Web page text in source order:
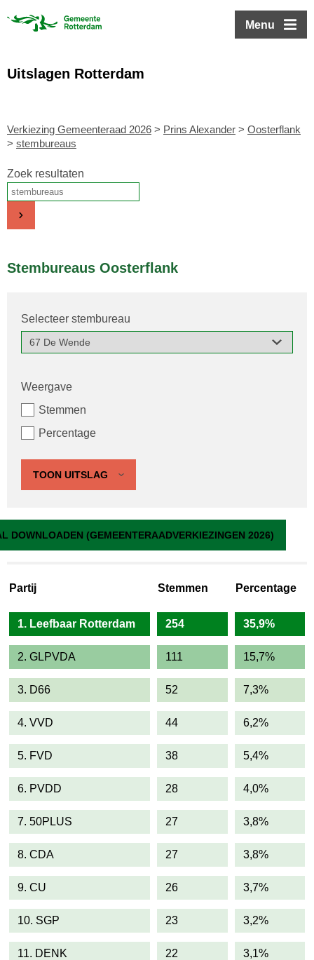
Menu
Uitslagen Rotterdam
Verkiezing Gemeenteraad 2026 > Prins Alexander > Oosterflank
> stembureaus
Zoek resultaten
Stembureaus Oosterflank
Selecteer stembureau
Weergave
Stemmen
Percentage
TOON UITSLAG
67 De Wende
DOWNLOADEN (GEMEENTERAADVERKIEZINGEN 2026)
Partij Stemmen Percentage
1. Leefbaar Rotterdam 254 35,9%
2. GLPVDA 111 15,7%
3. D66 52 7,3%
4. VVD 44 6,2%
5. FVD 38 5,4%
6. PVDD 28 4,0%
7. 50PLUS 27 3,8%
8. CDA 27 3,8%
9. CU 26 3,7%
10. SGP 23 3,2%
11. DENK 22 3,1%